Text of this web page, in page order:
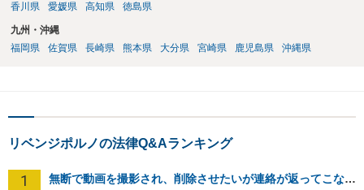
香川県
愛媛県 高知県 徳島県
九州・沖縄
福岡県
佐賀県 長崎県 熊本県 大分県 宮崎県 鹿児島県 沖縄県
リベンジポルノの法律Q&Aランキング
1 無断で動画を撮影され、削除させたいが連絡が返ってこない。